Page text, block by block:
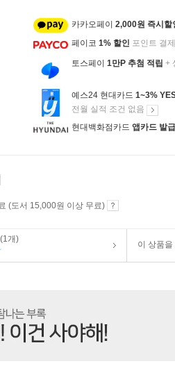
카카오페이 2,000원 즉시할
페이코 1% 할인 포인트 결제
토스페이 1만P 추첨 적립 +
예스24 현대카드 1~3%
전월 실적 조건 없음
현대백화점카드 앱카드 발
(도서 15,000원 이상 무료)
개)
이 상품을